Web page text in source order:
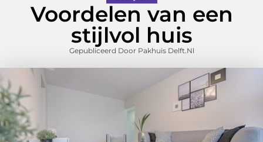
Voordelen van een
stijlvol huis
Gepubliceerd Door Pakhuis Delft.nl